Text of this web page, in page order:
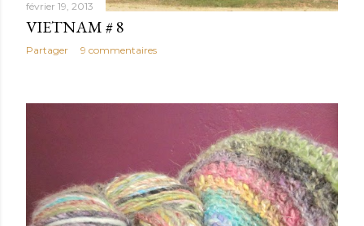
février 19, 2013
VIETNAM # 8
Partager 9 commentaires